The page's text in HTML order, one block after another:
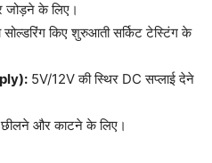
के लिए।
सोल्डरिंग किए शुरुआती सर्किट टेस्टिंग के
5V/12V की स्थिर DC सप्लाई देने
छीलने और काटने के लिए।